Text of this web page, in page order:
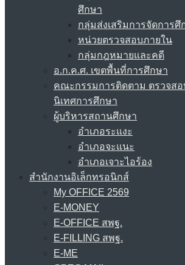
ศึกษา
กลุ่มส่งเสริมการจัดการศึ
หน่วยตรวจสอบภายใน
กลุ่มกฎหมายและคดี
อ.ก.ค.ศ. เขตพื้นที่การศึกษา
คณะกรรมการติดตาม ตรวจสอ
นิเทศการศึกษา
ผู้บริหารสถานศึกษา
อำเภอระแงะ
อำเภอจะแนะ
อำเภอเจาะไอร้อง
สำนักงานอิเล็กทรอนิกส์
My OFFICE 2569
E-MONEY
E-OFFICE สพฐ.
E-FILLING สพฐ.
E-ME